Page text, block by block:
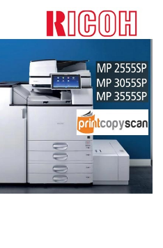
mới 100% Máy nhập khẩu nguyên